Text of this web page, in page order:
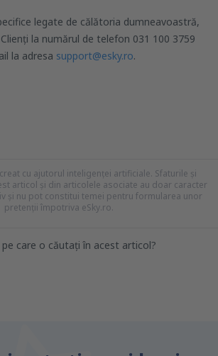
legate de călătoria dumneavoastră,
la numărul de telefon 031 100 3759
la adresa support@esky.ro.
cu ajutorul inteligenței artificiale. Sfaturile și
articol și din articolele asociate au doar caracter
și nu pot constitui temei pentru formularea unor
pretenții împotriva eSky.ro.
care o căutați în acest articol?